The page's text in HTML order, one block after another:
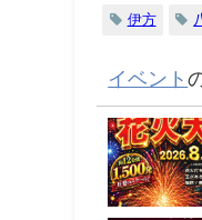
伊方
イベント